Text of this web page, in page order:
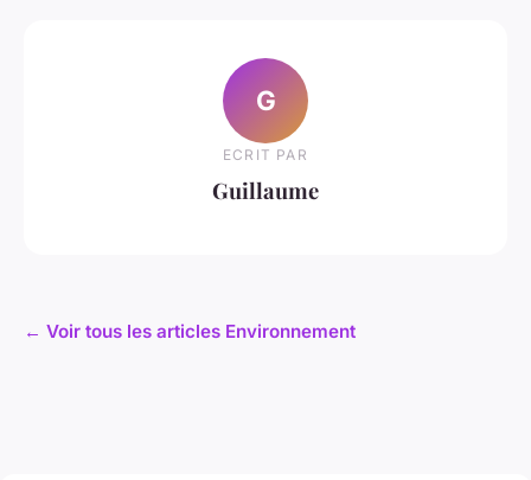
G
ECRIT PAR
Guillaume
← Voir tous les articles Environnement